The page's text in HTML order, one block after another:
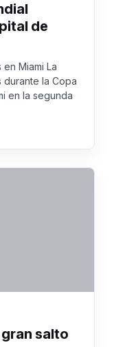
de
Miami La
durante la Copa
en la segunda
salto